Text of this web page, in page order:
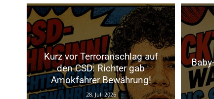
Kurz vor Terroranschlag auf
den CSD: Richter gab
Amokfahrer Bewährung!
28. Juli 2026